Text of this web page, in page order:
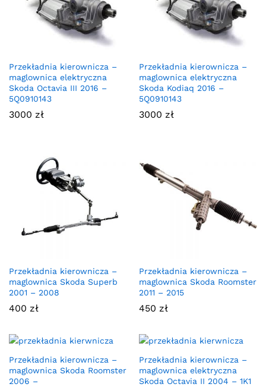
Przekładnia kierownicza –
maglownica elektryczna
Skoda Octavia III 2016 –
5Q0910143
3000 zł
Przekładnia kierownicza –
maglownica elektryczna
Skoda Kodiaq 2016 –
5Q0910143
3000 zł
Przekładnia kierownicza –
maglownica Skoda Superb
2001 – 2008
400 zł
Przekładnia kierownicza –
maglownica Skoda Roomster
2011 – 2015
450 zł
Przekładnia kierownicza –
maglownica Skoda Roomster
2006 –
Przekładnia kierownicza –
maglownica elektryczna
Skoda Octavia II 2004 – 1K1